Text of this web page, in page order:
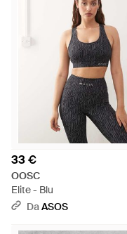
33 €
OOSC
Elite - Blu
DaASOS